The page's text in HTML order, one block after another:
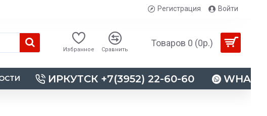
Регистрация Войти
Избранное Сравнить
Товаров 0 (0р.)
ИРКУТСК +7(3952) 22-60-60